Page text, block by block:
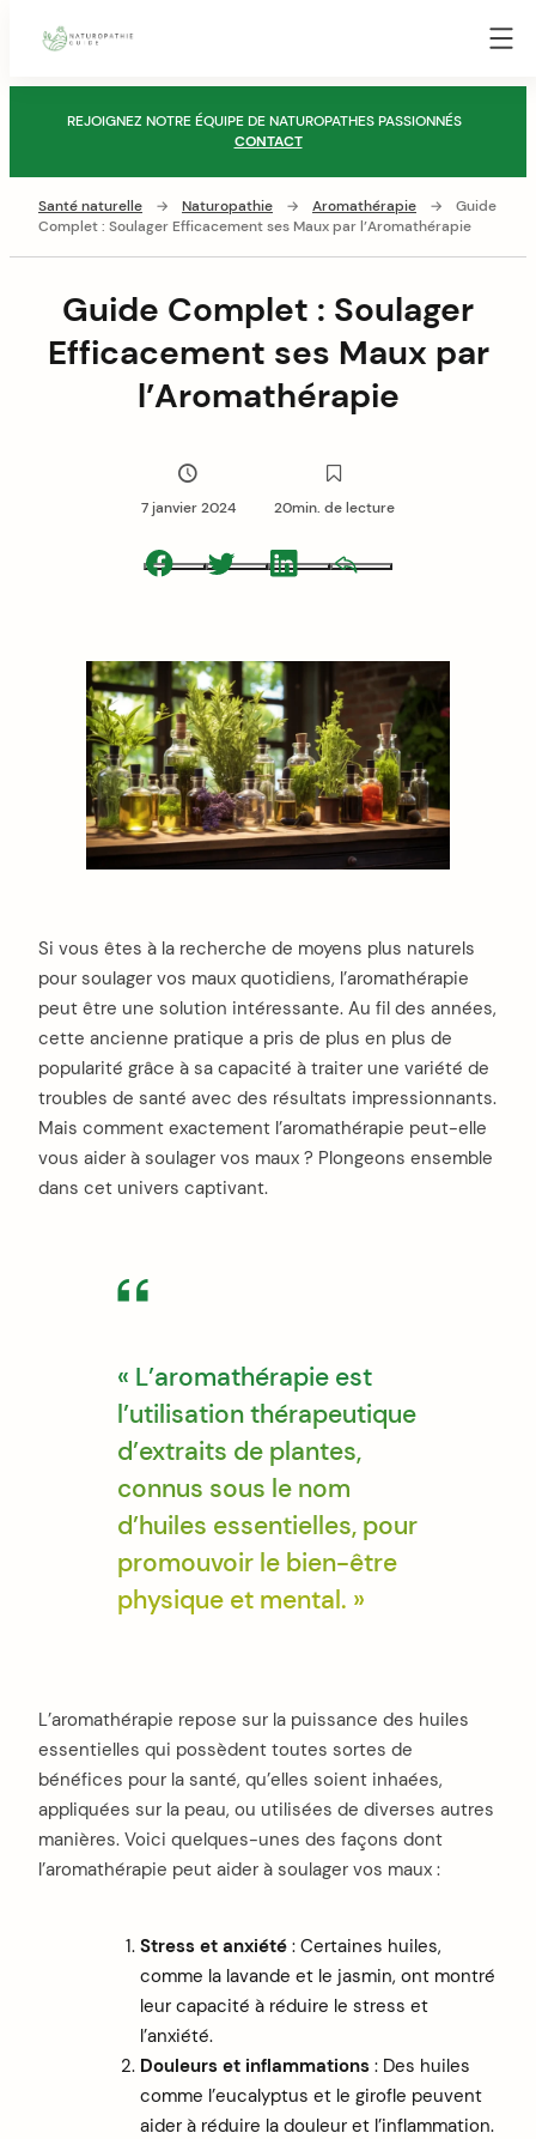
REJOIGNEZ NOTRE ÉQUIPE DE NATUROPATHES PASSIONNÉS
CONTACT
Santé naturelle → Naturopathie → Aromathérapie →
Guide
Complet : Soulager Efficacement ses Maux par l’Aromathérapie
Guide Complet : Soulager
Efficacement ses Maux par
l’Aromathérapie
7 janvier 2024 20min. de lecture
FacebookTwitter
Si vous êtes à la recherche de moyens plus naturels
pour soulager vos maux quotidiens, l’aromathérapie
peut être une solution intéressante. Au fil des années,
cette ancienne pratique a pris de plus en plus de
popularité grâce à sa capacité à traiter une variété de
troubles de santé avec des résultats impressionnants.
Mais comment exactement l’aromathérapie peut-elle
vous aider à soulager vos maux ? Plongeons ensemble
dans cet univers captivant.
« L’aromathérapie est
l’utilisation thérapeutique
d’extraits de plantes,
connus sous le nom
d’huiles essentielles, pour
promouvoir le bien-être
physique et mental. »
L’aromathérapie repose sur la puissance des huiles
essentielles qui possèdent toutes sortes de
bénéfices pour la santé, qu’elles soient inhaées,
appliquées sur la peau, ou utilisées de diverses autres
manières. Voici quelques-unes des façons dont
l’aromathérapie peut aider à soulager vos maux :
Stress et anxiété: Certaines huiles,
comme la lavande et le jasmin, ont montré
leur capacité à réduire le stress et
l’anxiété.
Douleurs et inflammations: Des huiles
comme l’eucalyptus et le girofle peuvent
aider à réduire la douleur et l’inflammation.